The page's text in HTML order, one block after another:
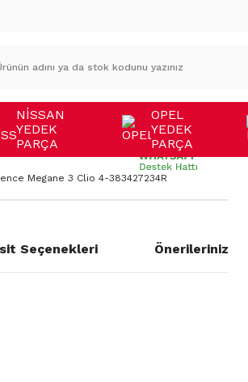
NİSSAN
YEDEK
PARÇA
OPEL
YEDEK
PARÇA
Megane 3 Clio 4-383427234R
Seçenekleri Önerileriniz